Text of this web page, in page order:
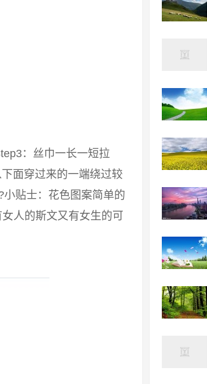
：丝巾一长一短拉
面穿过来的一端绕过较
贴士：花色图案简单的
人的斯文又有女生的可